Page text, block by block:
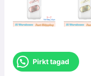
Pirkt tagad